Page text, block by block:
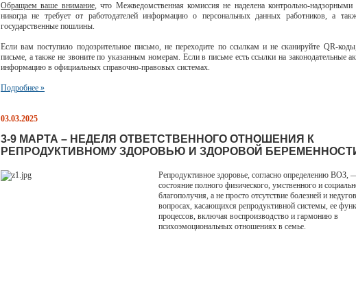
Обращаем ваше внимание, что Межведомственная комиссия не наделена контрольно-
никогда не требует от работодателей информацию о персональных данных работников, а
государственные пошлины.
Если вам поступило подозрительное письмо, не переходите по ссылкам и не сканируйте QR-
письме, а также не звоните по указанным номерам. Если в письме есть ссылки на законодательные
информацию в официальных справочно-правовых системах.
Подробнее »
03.03.2025
3-9 МАРТА – НЕДЕЛЯ ОТВЕТСТВЕННОГО ОТНОШЕНИЯ К
РЕПРОДУКТИВНОМУ ЗДОРОВЬЮ И ЗДОРОВОЙ
Репродуктивное здоровье, согласно определению ВОЗ,
состояние полного физического, умственного и
благополучия, а не просто отсутствие болезней и
вопросах, касающихся репродуктивной системы, ее
процессов, включая воспроизводство и гармонию в
психоэмоциональных отношениях в семье.